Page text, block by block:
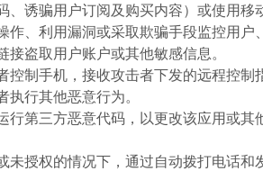
、诱骗用户订阅及购买内容）或使用移
作、利用漏洞或采取欺骗手段监控用户
盗取用户账户或其他敏感信息。
控制手机，接收攻击者下发的远程控
行其他恶意行为。
行第三方恶意代码，以更改该应用或
未授权的情况下，通过自动拨打电话